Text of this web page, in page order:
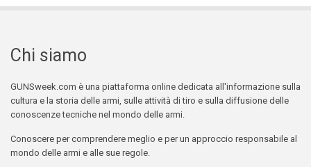
Chi siamo
GUNSweek.com è una piattaforma online dedicata all'informazione sulla
cultura e la storia delle armi, sulle attività di tiro e sulla diffusione delle
conoscenze tecniche nel mondo delle armi.
Conoscere per comprendere meglio e per un approccio responsabile al
mondo delle armi e alle sue regole.